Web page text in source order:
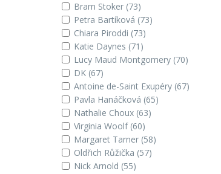
Bram Stoker (73)
Petra Bartíková (73)
Chiara Piroddi (73)
Katie Daynes (71)
Lucy Maud Montgomery (70)
DK (67)
Antoine de-Saint Exupéry (67)
Pavla Hanáčková (65)
Nathalie Choux (63)
Virginia Woolf (60)
Margaret Tarner (58)
Oldřich Růžička (57)
Nick Arnold (55)